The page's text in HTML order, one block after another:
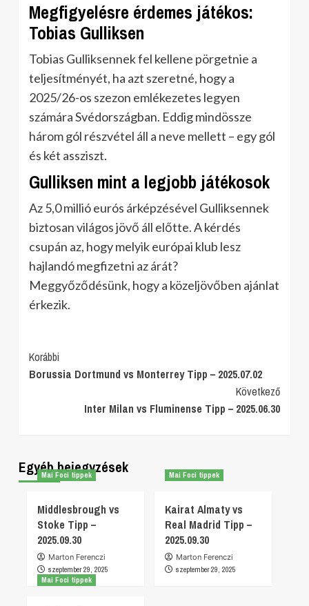
Megfigyelésre érdemes játékos:
Tobias Gulliksen
Tobias Gulliksennek fel kellene pörgetnie a
teljesítményét, ha azt szeretné, hogy a
2025/26-os szezon emlékezetes legyen
számára Svédországban. Eddig mindössze
három gól részvétel áll a neve mellett – egy gól
és két assziszt.
Gulliksen mint a legjobb játékosok
Az 5,0 millió eurós árképzésével Gulliksennek
biztosan világos jövő áll előtte. A kérdés
csupán az, hogy melyik európai klub lesz
hajlandó megfizetni az árát?
Meggyőződésünk, hogy a közeljövőben ajánlat
érkezik.
Post
Navigation
Korábbi
Borussia Dortmund vs Monterrey Tipp – 2025.07.02
Következő
Inter Milan vs Fluminense Tipp – 2025.06.30
Egyéb bejegyzések
Mai Foci tippek
Middlesbrough vs
Stoke Tipp –
2025.09.30
Marton Ferenczi
szeptember 29, 2025
Mai Foci tippek
Kairat Almaty vs
Real Madrid Tipp –
2025.09.30
Marton Ferenczi
szeptember 29, 2025
Mai Foci tippek